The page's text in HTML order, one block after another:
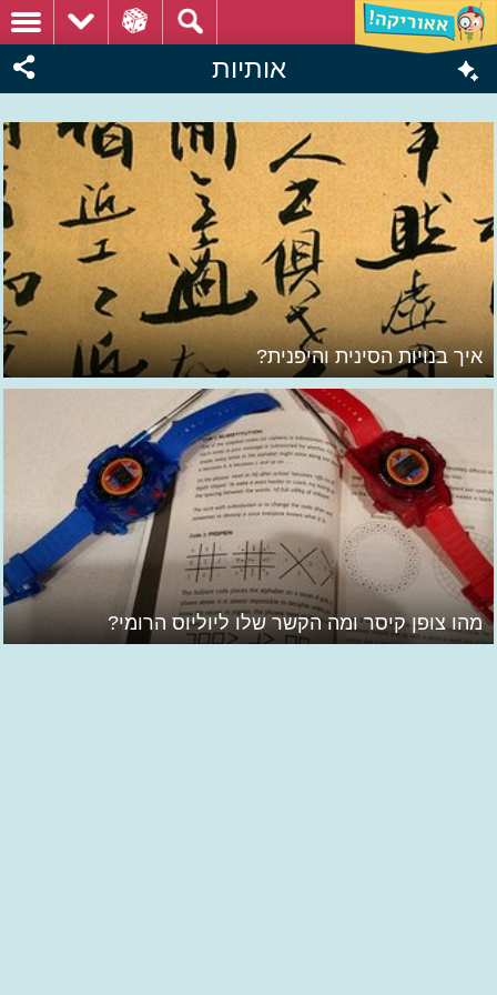
אותיות
איך בנויות הסינית והיפנית?
מהו צופן קיסר ומה הקשר שלו ליוליוס הרומי?